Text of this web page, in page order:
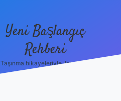
Yeni Başlangıç
Rehberi
Taşınma hikayeleriyle ilham bul!